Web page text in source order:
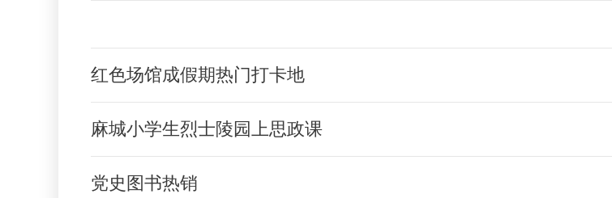
红色场馆成假期热门打卡地
麻城小学生烈士陵园上思政课
党史图书热销